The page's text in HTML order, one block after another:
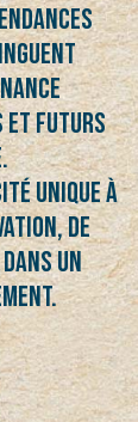
ET FUTURS
UNIQUE À
DE
UN